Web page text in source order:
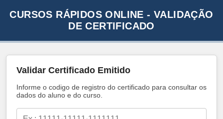
CURSOS RÁPIDOS ONLINE - VALIDAÇÃO
DE CERTIFICADO
Validar Certificado Emitido
Informe o codigo de registro do certificado para consultar os
dados do aluno e do curso.